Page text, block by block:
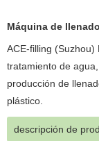
Máquina de
ACE-filling
tratamiento de
producción de
plástico.
descripción de